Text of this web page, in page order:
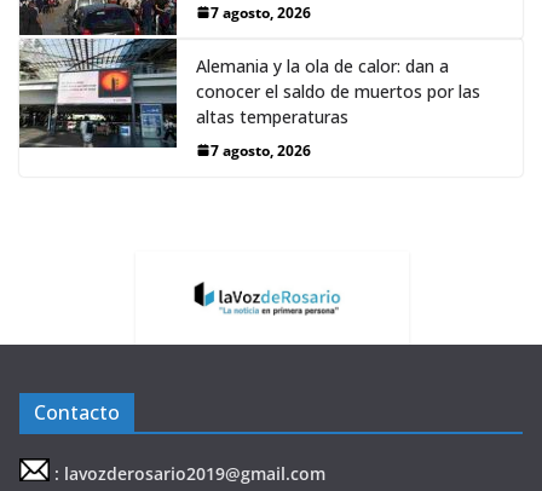
7 agosto, 2026
Alemania y la ola de calor: dan a
conocer el saldo de muertos por las
altas temperaturas
7 agosto, 2026
Contacto
: lavozderosario2019@gmail.com